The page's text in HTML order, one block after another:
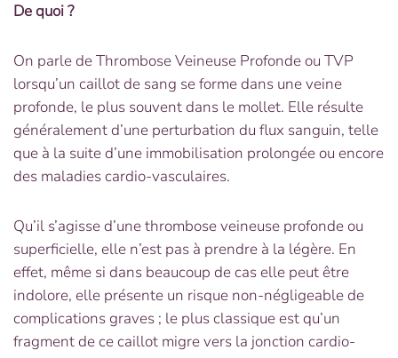
De quoi ?
On parle de Thrombose Veineuse Profonde ou TVP
lorsqu’un caillot de sang se forme dans une veine
profonde, le plus souvent dans le mollet. Elle résulte
généralement d’une perturbation du flux sanguin, telle
que à la suite d’une immobilisation prolongée ou encore
des maladies cardio-vasculaires.
Qu’il s’agisse d’une thrombose veineuse profonde ou
superficielle, elle n’est pas à prendre à la légère. En
effet, même si dans beaucoup de cas elle peut être
indolore, elle présente un risque non-négligeable de
complications graves ; le plus classique est qu’un
fragment de ce caillot migre vers la jonction cardio-